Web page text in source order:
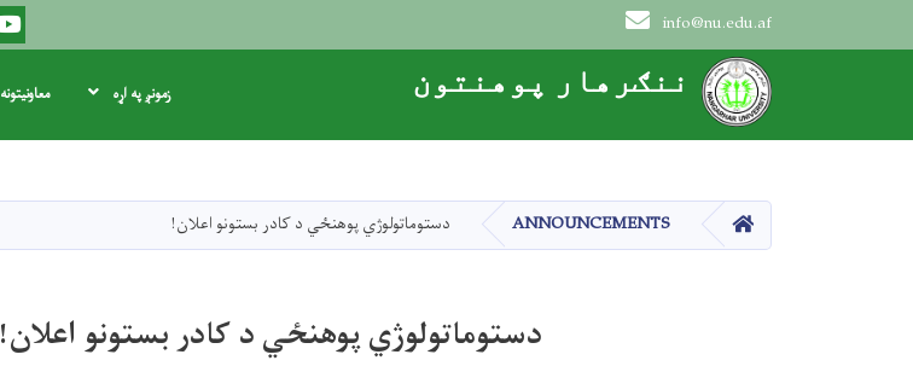
ننګرهار پوهنتون
info@nu.edu.af
Main navigation
زمونږ په اړه معاونیتونه
HOME
ANNOUNCEMENTS دستوماتولوژي پوهنځي د کادر بستونو اعلان!
دستوماتولوژي پوهنځي د کادر بستونو اعلان!